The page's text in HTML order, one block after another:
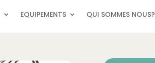
EQUIPEMENTS QUI SOMMES NOUS?